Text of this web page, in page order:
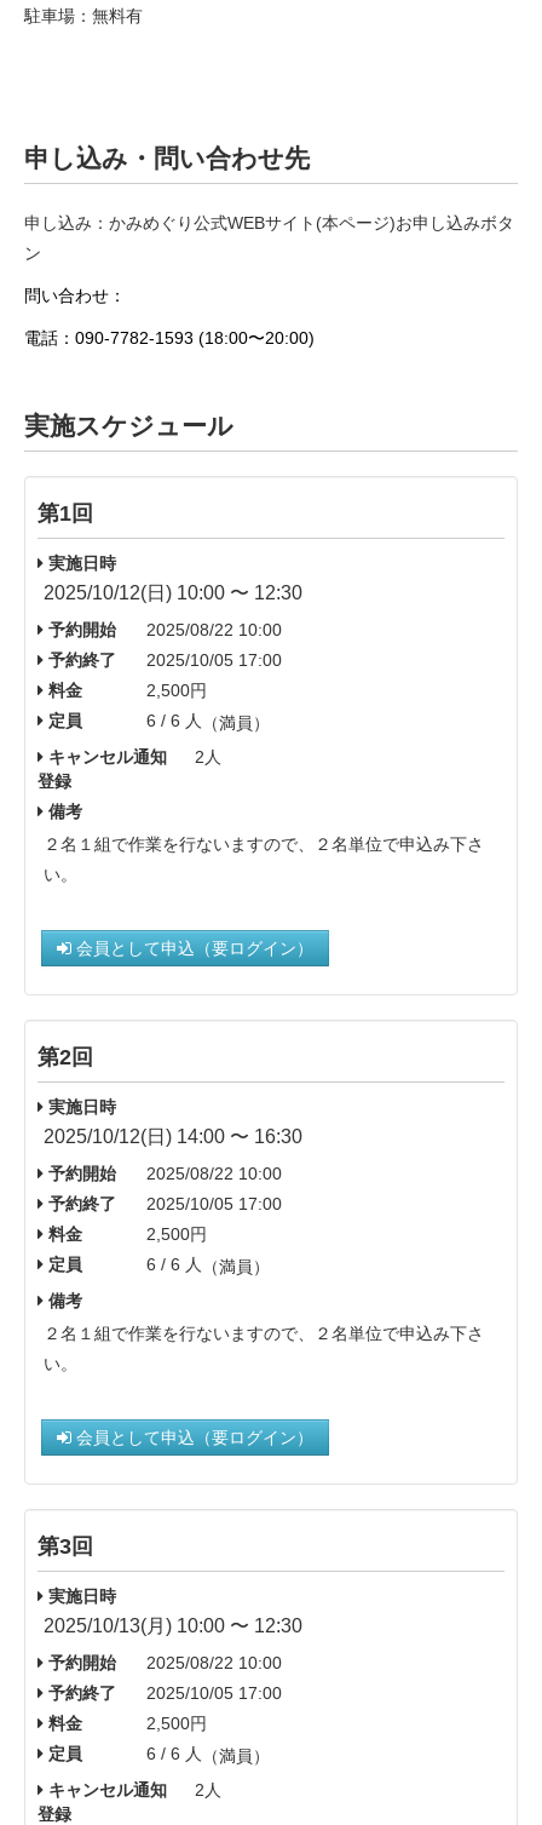
駐車場：無料有
申し込み・問い合わせ先
申し込み： かみめぐり公式WEBサイト(本ページ)お申し込みボタ
ン
問い合わせ：
電話：090-7782-1593 (18:00〜20:00)
実施スケジュール
第1回
実施日時
2025/10/12(日) 10:00 〜 12:30
予約開始
2025/08/22 10:00
予約終了
2025/10/05 17:00
料金
2,500円
定員
6 / 6 人
（満員）
キャンセル通知
登録
2人
備考
２名１組で作業を行ないますので、２名単位で申込み下さ
い。
会員として申込（要ログイン）
第2回
実施日時
2025/10/12(日) 14:00 〜 16:30
予約開始
2025/08/22 10:00
予約終了
2025/10/05 17:00
料金
2,500円
定員
6 / 6 人
（満員）
備考
２名１組で作業を行ないますので、２名単位で申込み下さ
い。
会員として申込（要ログイン）
第3回
実施日時
2025/10/13(月) 10:00 〜 12:30
予約開始
2025/08/22 10:00
予約終了
2025/10/05 17:00
料金
2,500円
定員
6 / 6 人
（満員）
キャンセル通知
登録
2人